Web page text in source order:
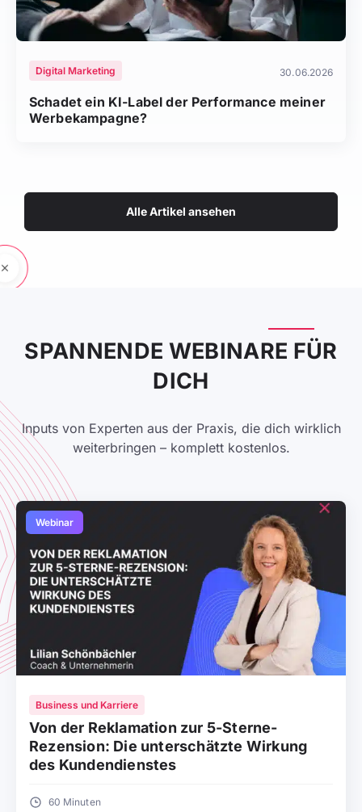
Digital Marketing 30.06.2026
Schadet ein KI-Label der Performance meiner
Werbekampagne?
Alle Artikel ansehen
SPANNENDE WEBINARE FÜR
DICH
Inputs von Experten aus der Praxis, die dich wirklich
weiterbringen – komplett kostenlos.
Webinar
Business und Karriere
Von der Reklamation zur 5-Sterne-
Rezension: Die unterschätzte Wirkung
des Kundendienstes
60 Minuten